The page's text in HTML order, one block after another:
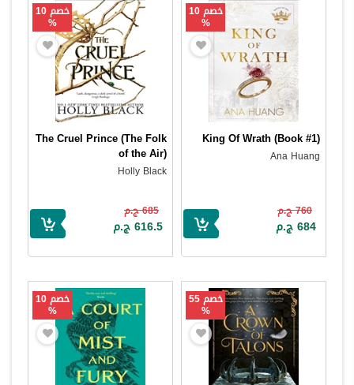
خصم 10
%
King Of Wrath (Book #1)
Ana Huang
760 ج.م
684 ج.م
خصم 10
%
The Cruel Prince (The Folk
of the Air)
Holly Black
685 ج.م
616.5 ج.م
خصم 55
%
خصم 10
%